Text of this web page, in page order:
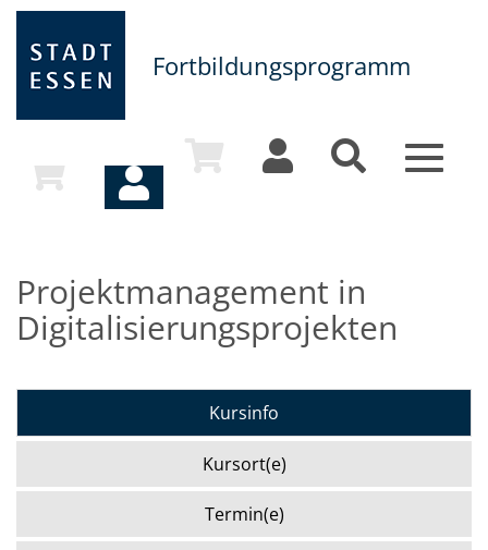
Fortbildungsprogramm
Toggle
Projektmanagement in
Digitalisierungsprojekten
Kursinfo
Kursort(e)
Termin(e)